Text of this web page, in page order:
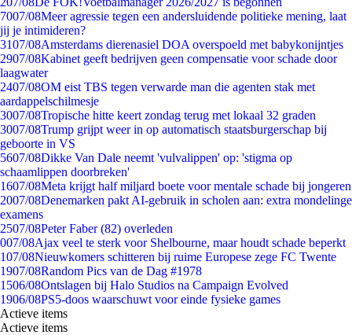
7007/08Meer agressie tegen een andersluidende politieke mening, laat
jij je intimideren?
3107/08Amsterdams dierenasiel DOA overspoeld met babykonijntjes
2907/08Kabinet geeft bedrijven geen compensatie voor schade door
laagwater
2407/08OM eist TBS tegen verwarde man die agenten stak met
aardappelschilmesje
3007/08Tropische hitte keert zondag terug met lokaal 32 graden
3007/08Trump grijpt weer in op automatisch staatsburgerschap bij
geboorte in VS
5607/08Dikke Van Dale neemt 'vulvalippen' op: 'stigma op
schaamlippen doorbreken'
1607/08Meta krijgt half miljard boete voor mentale schade bij jongeren
2007/08Denemarken pakt AI-gebruik in scholen aan: extra mondelinge
examens
2507/08Peter Faber (82) overleden
007/08Ajax veel te sterk voor Shelbourne, maar houdt schade beperkt
107/08Nieuwkomers schitteren bij ruime Europese zege FC Twente
1907/08Random Pics van de Dag #1978
1506/08Ontslagen bij Halo Studios na Campaign Evolved
1906/08PS5-doos waarschuwt voor einde fysieke games
Actieve items
Actieve items